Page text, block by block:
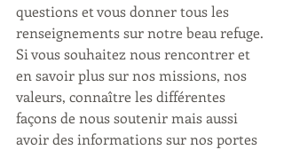
questions et vous donner tous les
renseignements sur notre beau refuge.
Si vous souhaitez nous rencontrer et
en savoir plus sur nos missions, nos
valeurs, connaître les différentes
façons de nous soutenir mais aussi
avoir des informations sur nos portes